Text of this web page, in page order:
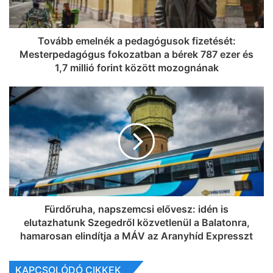
Tovább emelnék a pedagógusok fizetését:
Mesterpedagógus fokozatban a bérek 787 ezer és
1,7 millió forint között mozognának
Fürdőruha, napszemcsi elővesz: idén is
elutazhatunk Szegedről közvetlenül a Balatonra,
hamarosan elindítja a MÁV az Aranyhíd Expresszt
KAPCSOLÓDÓ CIKKEK